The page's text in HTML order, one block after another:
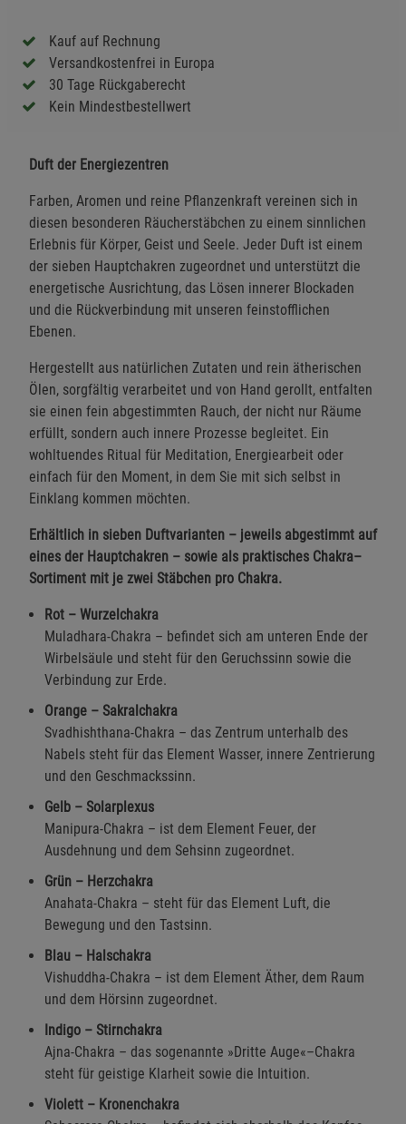
Kauf auf Rechnung
Versandkostenfrei in Europa
30 Tage Rückgaberecht
Kein Mindestbestellwert
Duft der Energiezentren
Farben, Aromen und reine Pflanzenkraft vereinen sich in
diesen besonderen Räucherstäbchen zu einem sinnlichen
Erlebnis für Körper, Geist und Seele. Jeder Duft ist einem
der sieben Hauptchakren zugeordnet und unterstützt die
energetische Ausrichtung, das Lösen innerer Blockaden
und die Rückverbindung mit unseren feinstofflichen
Ebenen.
Hergestellt aus natürlichen Zutaten und rein ätherischen
Ölen, sorgfältig verarbeitet und von Hand gerollt, entfalten
sie einen fein abgestimmten Rauch, der nicht nur Räume
erfüllt, sondern auch innere Prozesse begleitet. Ein
wohltuendes Ritual für Meditation, Energiearbeit oder
einfach für den Moment, in dem Sie mit sich selbst in
Einklang kommen möchten.
Erhältlich in sieben Duftvarianten – jeweils abgestimmt auf
eines der Hauptchakren – sowie als praktisches Chakra–
Sortiment mit je zwei Stäbchen pro Chakra.
Rot – Wurzelchakra
Muladhara-Chakra – befindet sich am unteren Ende der
Wirbelsäule und steht für den Geruchssinn sowie die
Verbindung zur Erde.
Orange – Sakralchakra
Svadhishthana-Chakra – das Zentrum unterhalb des
Nabels steht für das Element Wasser, innere Zentrierung
und den Geschmackssinn.
Gelb – Solarplexus
Manipura-Chakra – ist dem Element Feuer, der
Ausdehnung und dem Sehsinn zugeordnet.
Grün – Herzchakra
Anahata-Chakra – steht für das Element Luft, die
Bewegung und den Tastsinn.
Blau – Halschakra
Vishuddha-Chakra – ist dem Element Äther, dem Raum
und dem Hörsinn zugeordnet.
Indigo – Stirnchakra
Ajna-Chakra – das sogenannte »Dritte Auge«–Chakra
steht für geistige Klarheit sowie die Intuition.
Violett – Kronenchakra